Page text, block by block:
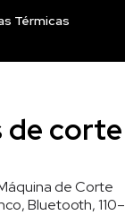
Térmicas
de corte
de Corte
Bluetooth, 110–